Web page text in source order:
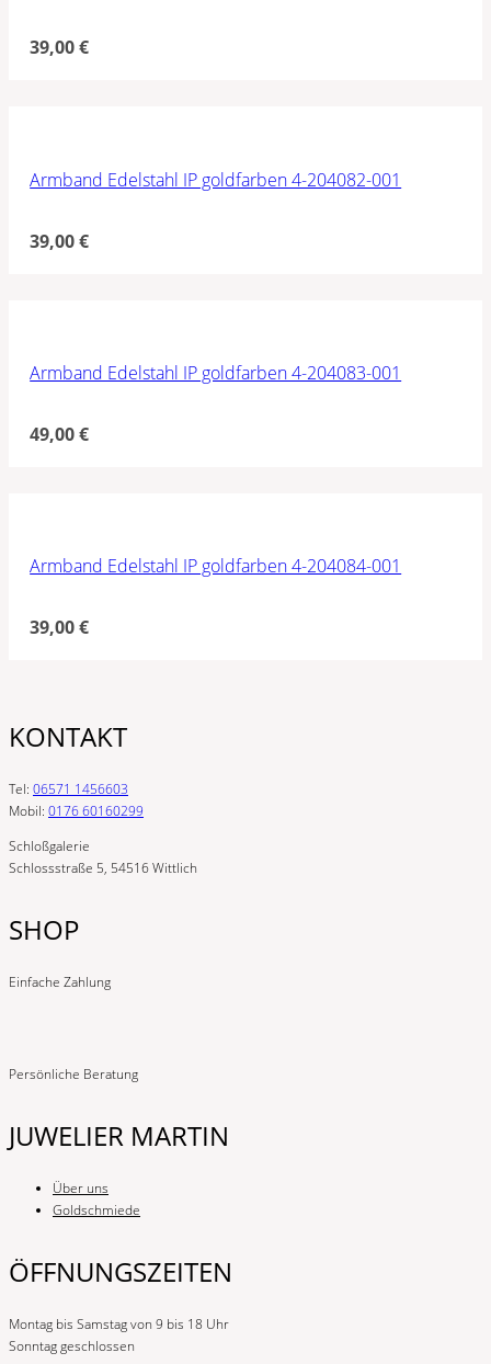
39,00€
Armband Edelstahl IP goldfarben 4-204082-001
39,00€
Armband Edelstahl IP goldfarben 4-204083-001
49,00€
Armband Edelstahl IP goldfarben 4-204084-001
39,00€
KONTAKT
Tel: 06571 1456603
Mobil: 0176 60160299
Schloßgalerie
Schlossstraße 5, 54516 Wittlich
SHOP
Einfache Zahlung
Persönliche Beratung
JUWELIER MARTIN
Über uns
Goldschmiede
ÖFFNUNGSZEITEN
Montag bis Samstag von 9 bis 18 Uhr
Sonntag geschlossen